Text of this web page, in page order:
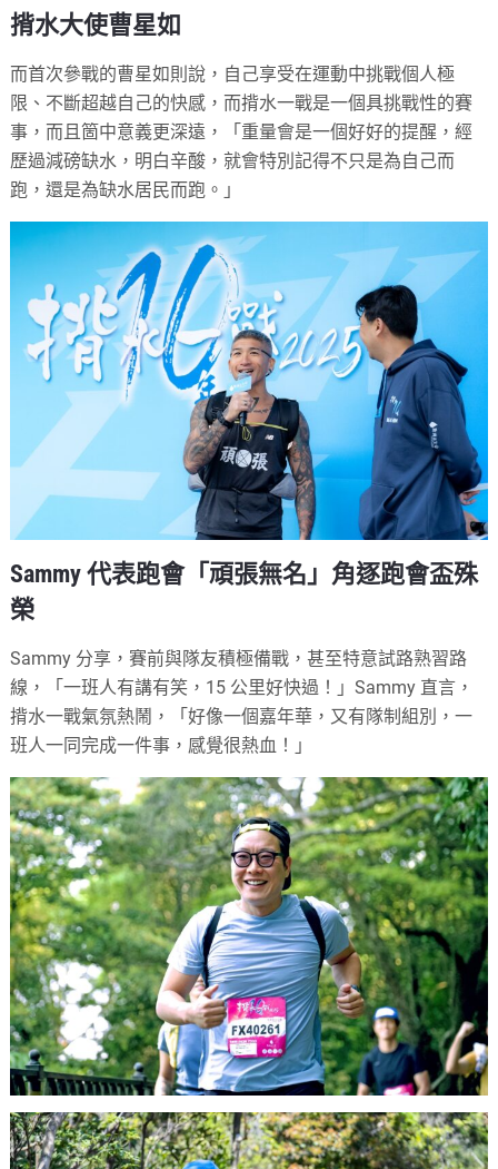
揹水大使曹星如
而首次參戰的曹星如則說，自己享受在運動中挑戰個人極
限、不斷超越自己的快感，而揹水一戰是一個具挑戰性的賽
事，而且箇中意義更深遠，「重量會是一個好好的提醒，經
歷過減磅缺水，明白辛酸，就會特別記得不只是為自己而
跑，還是為缺水居民而跑。」
Sammy 代表跑會「頑張無名」角逐跑會盃殊
榮
Sammy 分享，賽前與隊友積極備戰，甚至特意試路熟習路
線，「一班人有講有笑，15 公里好快過！」Sammy 直言，
揹水一戰氣氛熱鬧，「好像一個嘉年華，又有隊制組別，一
班人一同完成一件事，感覺很熱血！」